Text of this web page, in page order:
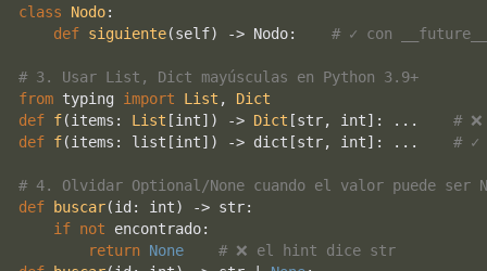
class
Nodo:
def siguiente(self) -> Nodo: # ✓ con
# 3. Usar List, Dict mayúsculas en Python 3.9+
from typing import List , Dict
def f(items: List [int] ) -> Dict [str, int]: ... #
def f(items: list [int] ) -> dict [str, int]: ... # ✓
# 4. Olvidar Optional/None cuando el valor puede ser
def
buscar(id : int) -> str:
if not encontrado:
return None
# ❌ el hint dice str